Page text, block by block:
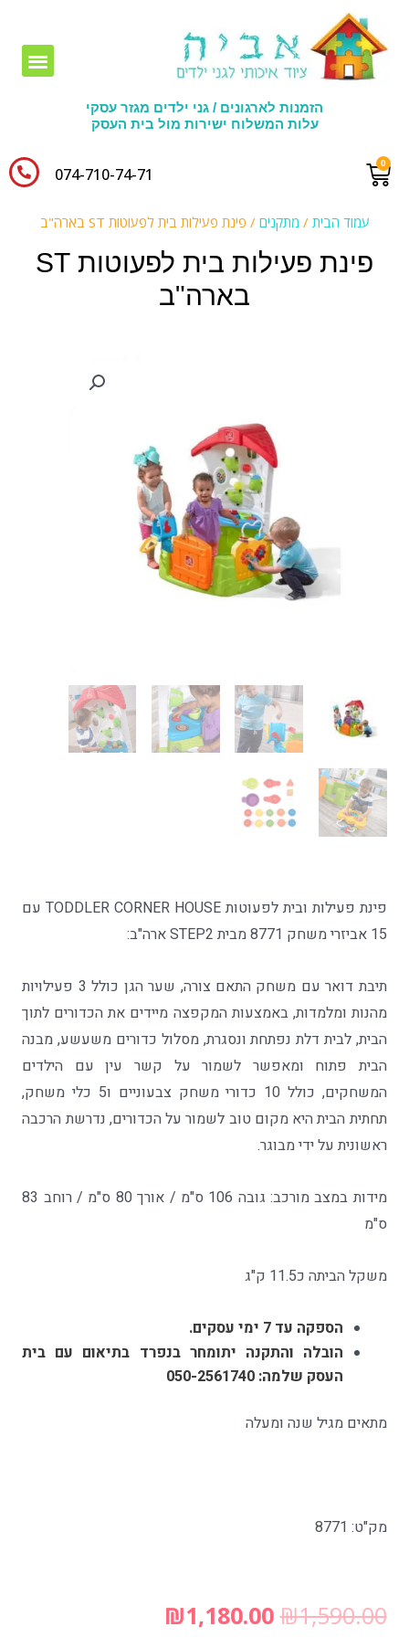
הזמנות לארגונים / גני ילדים מגזר עסקי
עלות המשלוח ישירות מול בית העסק
074-710-74-71​
עמוד הבית / מתקנים / פינת פעילות בית לפעוטות ST בארה"ב
פינת פעילות בית לפעוטות ST
בארה"ב
פינת פעילות ובית לפעוטות TODDLER CORNER HOUSE עם
15 אביזרי משחק 8771 מבית STEP2 ארה"ב:
תיבת דואר עם משחק התאם צורה, שער הגן כולל 3 פעילויות
מהנות ומלמדות, באמצעות המקפצה מיידים את הכדורים לתוך
הבית, לבית דלת נפתחת ונסגרת, מסלול כדורים משעשע, מבנה
הבית פתוח ומאפשר לשמור על קשר עין עם הילדים
המשחקים, כולל 10 כדורי משחק צבעוניים ו5 כלי משחק,
תחתית הבית היא מקום טוב לשמור על הכדורים, נדרשת הרכבה
ראשונית על ידי מבוגר.
מידות במצב מורכב: גובה 106 ס"מ / אורך 80 ס"מ / רוחב 83
ס"מ
משקל הביתה כ11.5 ק"ג
הספקה עד 7 ימי עסקים.
הובלה והתקנה יתומחר בנפרד בתיאום עם בית
העסק שלמה: 050-2561740
מתאים מגיל שנה ומעלה
מק"ט: 8771
₪1,590.00
₪1,180.00